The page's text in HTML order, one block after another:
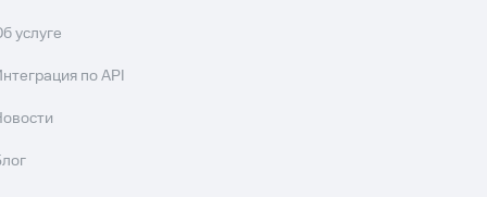
услуге
по API